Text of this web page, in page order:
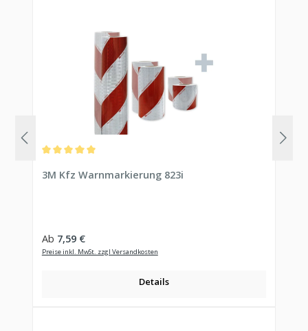
3M Kfz Warnmarkierung 823i
Regulärer Preis:
Ab 7,59 €
Preise inkl. MwSt. zzgl Versandkosten
Details